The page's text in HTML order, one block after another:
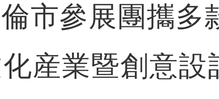
參展團攜多
産業暨創意設